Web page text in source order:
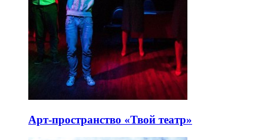
Арт-пространство «Твой театр»